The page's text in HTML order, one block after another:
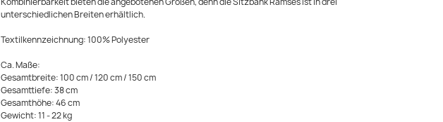
unterschiedlichen Breiten erhältlich.
Textilkennzeichnung: 100% Polyester
Ca. Maße:
Gesamtbreite: 100 cm / 120 cm / 150 cm
Gesamttiefe: 38 cm
Gesamthöhe: 46 cm
Gewicht: 11 - 22 kg